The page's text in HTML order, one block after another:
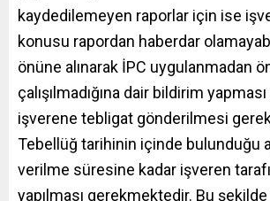
kaydedilemeyen raporlar için ise
konusu rapordan haberdar
önüne alınarak İPC uygulanmadan
çalışılmadığına dair bildirim
işverene tebligat gönderilmesi
Tebellüğ tarihinin içinde bulunduğu
verilme süresine kadar işveren
yapılması gerekmektedir. Bu